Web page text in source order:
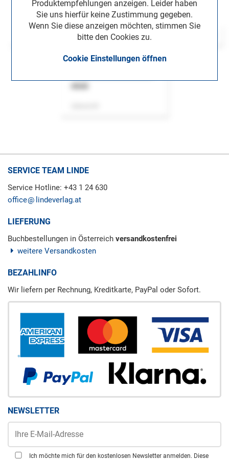
Produktempfehlungen anzeigen. Leider haben
Sie uns hierfür keine Zustimmung gegeben.
Wenn Sie diese anzeigen möchten, stimmen Sie
bitte den Cookies zu.
Cookie Einstellungen öffnen
SERVICE TEAM LINDE
Service Hotline: +43 1 24 630
office
lindeverlag.at
LIEFERUNG
Buchbestellungen in Österreich versandkostenfrei
weitere Versandkosten
BEZAHLINFO
Wir liefern per Rechnung, Kreditkarte, PayPal oder Sofort.
NEWSLETTER
Ich möchte mich für den kostenlosen Newsletter anmelden. Diese